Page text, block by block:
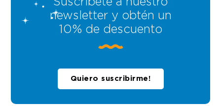
newsletter y obtén un
10% de descuento
Quiero suscribirme!